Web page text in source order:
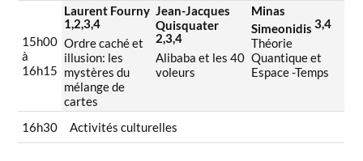
15h00
à
16h15
Laurent Fourny
1,2,3,4
Ordre caché et
illusion: les
mystères du
mélange de
cartes
Jean-Jacques
Quisquater
2,3,4
Alibaba et les 40
voleurs
Minas
Simeonidis3,4
Théorie
Quantique et
Espace -Temps
16h30 Activités culturelles